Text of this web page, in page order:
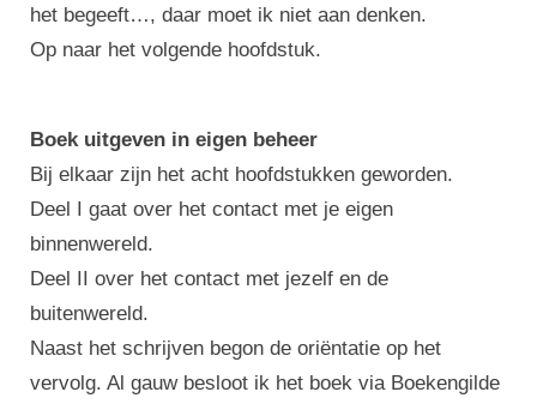
het begeeft…, daar moet ik niet aan denken.
Op naar het volgende hoofdstuk.
Boek uitgeven in eigen beheer
Bij elkaar zijn het acht hoofdstukken geworden.
Deel I gaat over het contact met je eigen
binnenwereld.
Deel II over het contact met jezelf en de
buitenwereld.
Naast het schrijven begon de oriëntatie op het
vervolg. Al gauw besloot ik het boek via Boekengilde